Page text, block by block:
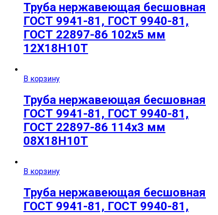
Труба нержавеющая бесшовная
ГОСТ 9941-81, ГОСТ 9940-81,
ГОСТ 22897-86 102х5 мм
12Х18Н10Т
В корзину
Труба нержавеющая бесшовная
ГОСТ 9941-81, ГОСТ 9940-81,
ГОСТ 22897-86 114х3 мм
08Х18Н10Т
В корзину
Труба нержавеющая бесшовная
ГОСТ 9941-81, ГОСТ 9940-81,